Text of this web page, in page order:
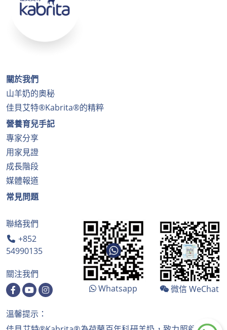
關於我們
山羊奶的奧秘
佳貝艾特®Kabrita®的精粹
營養育兒手記
專家分享
用家見證
成長階段
媒體報道
常見問題
聯絡我們
+852
54990135
關注我們
Whatsapp
微信 WeChat
溫馨提示：